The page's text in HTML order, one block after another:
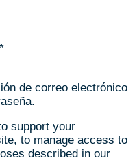
*Obligatorio
de correo electrónico
support your
to manage access to
described in our